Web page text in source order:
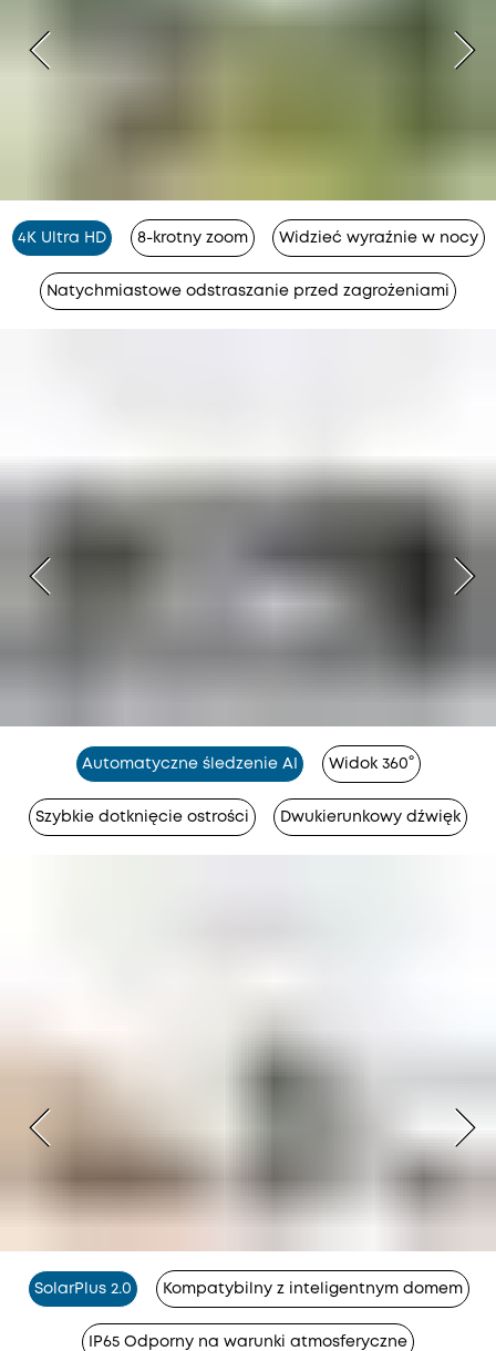
4K Ultra HD 8-krotny zoom Widzieć wyraźnie w nocy
Natychmiastowe odstraszanie przed zagrożeniami
Automatyczne śledzenie AI Widok 360°
Szybkie dotknięcie ostrości Dwukierunkowy dźwięk
SolarPlus 2.0 Kompatybilny z inteligentnym domem
IP65 Odporny na warunki atmosferyczne